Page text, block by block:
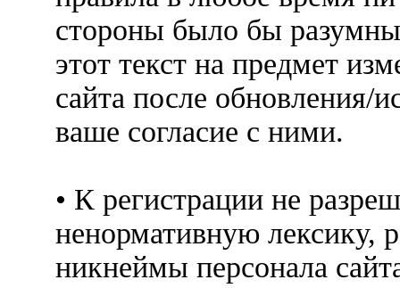
стороны было бы
этот текст на предмет
сайта после обновления/
ваше согласие с ними.
• К регистрации не
ненормативную лексику,
никнеймы персонала